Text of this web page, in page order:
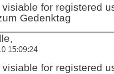
for registered
Gedenktag
15:09:24
for registered